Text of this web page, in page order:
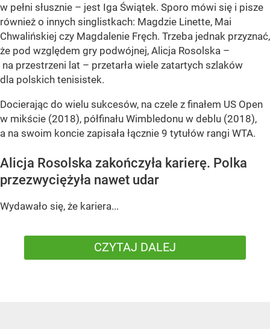
w pełni słusznie – jest Iga Świątek. Sporo mówi się i pisze
również o innych singlistkach: Magdzie Linette, Mai
Chwalińskiej czy Magdalenie Fręch. Trzeba jednak przyznać,
że pod względem gry podwójnej, Alicja Rosolska –
na przestrzeni lat – przetarła wiele zatartych szlaków
dla polskich tenisistek.
Docierając do wielu sukcesów, na czele z finałem US Open
w mikście (2018), półfinału Wimbledonu w deblu (2018),
a na swoim koncie zapisała łącznie 9 tytułów rangi WTA.
Alicja Rosolska zakończyła karierę. Polka
przezwyciężyła nawet udar
Wydawało się, że kariera...
CZYTAJ DALEJ